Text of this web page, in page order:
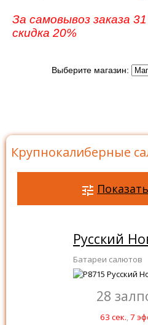
За самовывоз заказа
скидка 20%
Выберите магазин:
Крупнокалиберные
Русский
Батареи салютов
28
63 сек.,7